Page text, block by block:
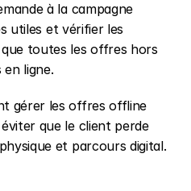
à la campagne
utiles et vérifier les
toutes les offres hors
ligne.
gérer les offres offline
que le client perde
et parcours digital.